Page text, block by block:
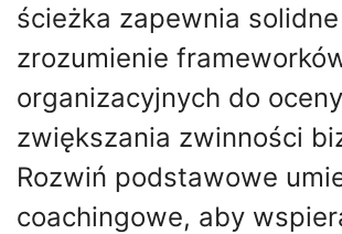
ścieżka zapewnia solidne
zrozumienie
organizacyjnych do
zwiększania zwinności
Rozwiń podstawowe
coachingowe, aby